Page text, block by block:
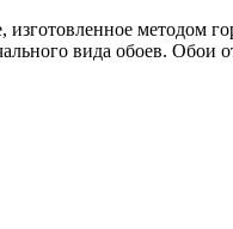
методом
вида обоев. Обои